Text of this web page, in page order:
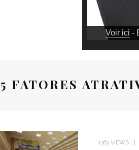
Voir ici -
5 FATORES
1363 VIEWS